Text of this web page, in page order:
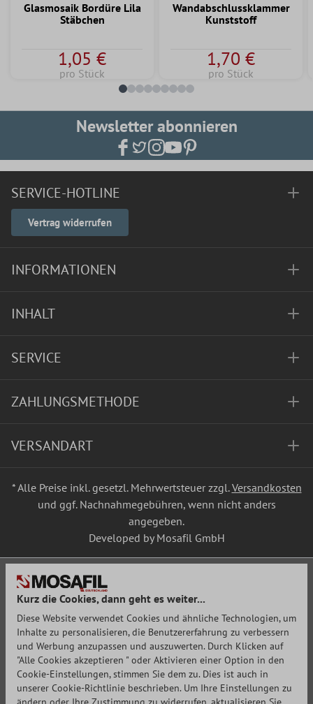
Glasmosaik Bordüre Lila
Stäbchen
1,05 €
pro Stück
Wandabschlussklammer
Kunststoff
1,70 €
pro Stück
Newsletter abonnieren
SERVICE-HOTLINE
Vertrag widerrufen
INFORMATIONEN
INHALT
SERVICE
ZAHLUNGSMETHODE
VERSANDART
* Alle Preise inkl. gesetzl. Mehrwertsteuer zzgl.Versandkosten
und ggf. Nachnahmegebühren, wenn nicht anders
angegeben.
Developed by Mosafil GmbH
Kurz die Cookies, dann geht es weiter...
Diese Website verwendet Cookies und ähnliche Technologien, um
Inhalte zu personalisieren, die Benutzererfahrung zu verbessern
und Werbung anzupassen und auszuwerten. Durch Klicken auf
"Alle Cookies akzeptieren " oder Aktivieren einer Option in den
Cookie-Einstellungen, stimmen Sie dem zu. Dies ist auch in
unserer Cookie-Richtlinie beschrieben. Um Ihre Einstellungen zu